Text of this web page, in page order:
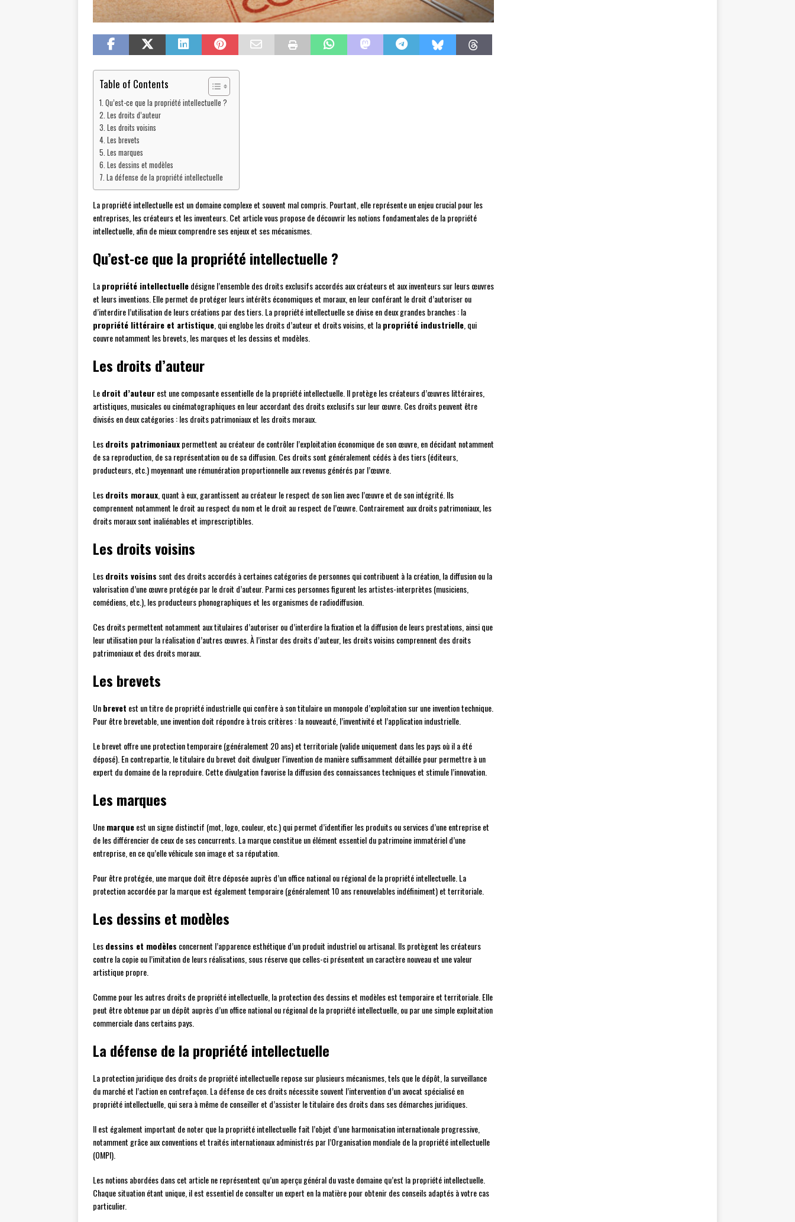
Table of Contents
Qu’est-ce que la propriété intellectuelle ?
Les droits d’auteur
Les droits voisins
Les brevets
Les marques
Les dessins et modèles
La défense de la propriété intellectuelle
La propriété intellectuelle est un domaine complexe et souvent mal compris. Pourtant, elle représente un enjeu crucial pour les
entreprises, les créateurs et les inventeurs. Cet article vous propose de découvrir les notions fondamentales de la propriété
intellectuelle, afin de mieux comprendre ses enjeux et ses mécanismes.
Qu’est-ce que la propriété intellectuelle ?
Lapropriété intellectuelledésigne l’ensemble des droits exclusifs accordés aux créateurs et aux inventeurs sur leurs œuvres
et leurs inventions. Elle permet de protéger leurs intérêts économiques et moraux, en leur conférant le droit d’autoriser ou
d’interdire l’utilisation de leurs créations par des tiers. La propriété intellectuelle se divise en deux grandes branches : la
propriété littéraire et artistique , qui englobe les droits d’auteur et droits voisins, et lapropriété industrielle , qui
couvre notamment les brevets, les marques et les dessins et modèles.
Les droits d’auteur
Ledroit d’auteurest une composante essentielle de la propriété intellectuelle. Il protège les créateurs d’œuvres littéraires,
artistiques, musicales ou cinématographiques en leur accordant des droits exclusifs sur leur œuvre. Ces droits peuvent être
divisés en deux catégories : les droits patrimoniaux et les droits moraux.
Lesdroits patrimoniauxpermettent au créateur de contrôler l’exploitation économique de son œuvre, en décidant notamment
de sa reproduction, de sa représentation ou de sa diffusion. Ces droits sont généralement cédés à des tiers (éditeurs,
producteurs, etc.) moyennant une rémunération proportionnelle aux revenus générés par l’œuvre.
Lesdroits moraux , quant à eux, garantissent au créateur le respect de son lien avec l’œuvre et de son intégrité. Ils
comprennent notamment le droit au respect du nom et le droit au respect de l’œuvre. Contrairement aux droits patrimoniaux, les
droits moraux sont inaliénables et imprescriptibles.
Les droits voisins
Lesdroits voisins sont des droits accordés à certaines catégories de personnes qui contribuent à la création, la diffusion ou la
valorisation d’une œuvre protégée par le droit d’auteur. Parmi ces personnes figurent les artistes-interprètes (musiciens,
comédiens, etc.), les producteurs phonographiques et les organismes de radiodiffusion.
Ces droits permettent notamment aux titulaires d’autoriser ou d’interdire la fixation et la diffusion de leurs prestations, ainsi que
leur utilisation pour la réalisation d’autres œuvres. À l’instar des droits d’auteur, les droits voisins comprennent des droits
patrimoniaux et des droits moraux.
Les brevets
Unbrevet est un titre de propriété industrielle qui confère à son titulaire un monopole d’exploitation sur une invention technique.
Pour être brevetable, une invention doit répondre à trois critères : la nouveauté, l’inventivité et l’application industrielle.
Le brevet offre une protection temporaire (généralement 20 ans) et territoriale (valide uniquement dans les pays où il a été
déposé). En contrepartie, le titulaire du brevet doit divulguer l’invention de manière suffisamment détaillée pour permettre à un
expert du domaine de la reproduire. Cette divulgation favorise la diffusion des connaissances techniques et stimule l’innovation.
Les marques
Unemarqueest un signe distinctif (mot, logo, couleur, etc.) qui permet d’identifier les produits ou services d’une entreprise et
de les différencier de ceux de ses concurrents. La marque constitue un élément essentiel du patrimoine immatériel d’une
entreprise, en ce qu’elle véhicule son image et sa réputation.
Pour être protégée, une marque doit être déposée auprès d’un office national ou régional de la propriété intellectuelle. La
protection accordée par la marque est également temporaire (généralement 10 ans renouvelables indéfiniment) et territoriale.
Les dessins et modèles
Lesdessins et modèles concernent l’apparence esthétique d’un produit industriel ou artisanal. Ils protègent les créateurs
contre la copie ou l’imitation de leurs réalisations, sous réserve que celles-ci présentent un caractère nouveau et une valeur
artistique propre.
Comme pour les autres droits de propriété intellectuelle, la protection des dessins et modèles est temporaire et territoriale. Elle
peut être obtenue par un dépôt auprès d’un office national ou régional de la propriété intellectuelle, ou par une simple exploitation
commerciale dans certains pays.
La défense de la propriété intellectuelle
La protection juridique des droits de propriété intellectuelle repose sur plusieurs mécanismes, tels que le dépôt, la surveillance
du marché et l’action en contrefaçon. La défense de ces droits nécessite souvent l’intervention d’un avocat spécialisé en
propriété intellectuelle, qui sera à même de conseiller et d’assister le titulaire des droits dans ses démarches juridiques.
Il est également important de noter que la propriété intellectuelle fait l’objet d’une harmonisation internationale progressive,
notamment grâce aux conventions et traités internationaux administrés par l’Organisation mondiale de la propriété intellectuelle
(OMPI).
Les notions abordées dans cet article ne représentent qu’un aperçu général du vaste domaine qu’est la propriété intellectuelle.
Chaque situation étant unique, il est essentiel de consulter un expert en la matière pour obtenir des conseils adaptés à votre cas
particulier.